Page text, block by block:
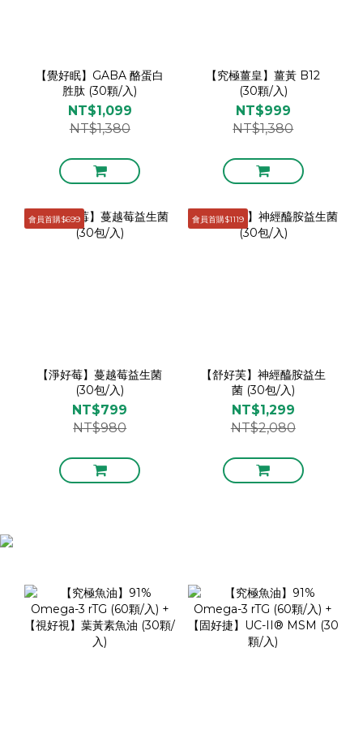
【覺好眠】GABA 酪蛋白
胜肽 (30顆/入)
NT$1,099
NT$1,380
【究極薑皇】薑黃 B12
(30顆/入)
NT$999
NT$1,380
會員首購$699
【淨好莓】蔓越莓益生菌
(30包/入)
NT$799
NT$980
會員首購$1119
【舒好芙】神經醯胺益生
菌 (30包/入)
NT$1,299
NT$2,080